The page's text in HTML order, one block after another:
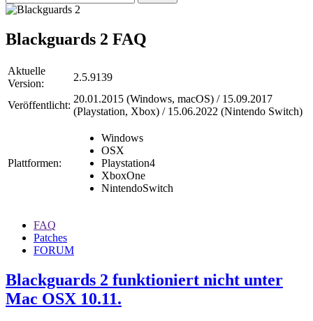
Blackguards 2 FAQ
Aktuelle
Version:
2.5.9139
Veröffentlicht:
20.01.2015 (Windows, macOS) / 15.09.2017
(Playstation, Xbox) / 15.06.2022 (Nintendo Switch)
Plattformen:
Windows
OSX
Playstation4
XboxOne
NintendoSwitch
FAQ
Patches
FORUM
Blackguards 2 funktioniert nicht unter
Mac OSX 10.11.